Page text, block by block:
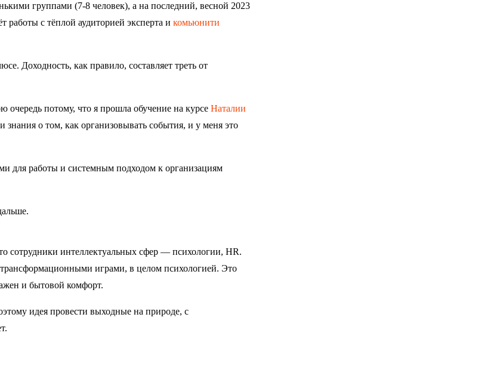
группами (7-8 человек), а на последний, весной 2023
работы с тёплой аудиторией эксперта и комьюнити
Доходность, как правило, составляет треть от
потому, что я прошла обучение на курсе Наталии
знания о том, как организовывать события, и у меня это
для работы и системным подходом к организациям
сотрудники интеллектуальных сфер — психологии, HR.
играми, в целом психологией. Это
и бытовой комфорт.
идея провести выходные на природе, с